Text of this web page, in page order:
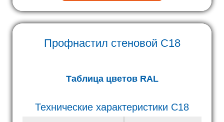
Профнастил стеновой С18
Таблица цветов RAL
Технические характеристики С18